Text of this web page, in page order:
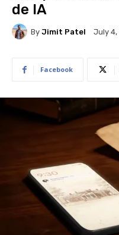
de IA
By Jimit Patel July 4,
Facebook